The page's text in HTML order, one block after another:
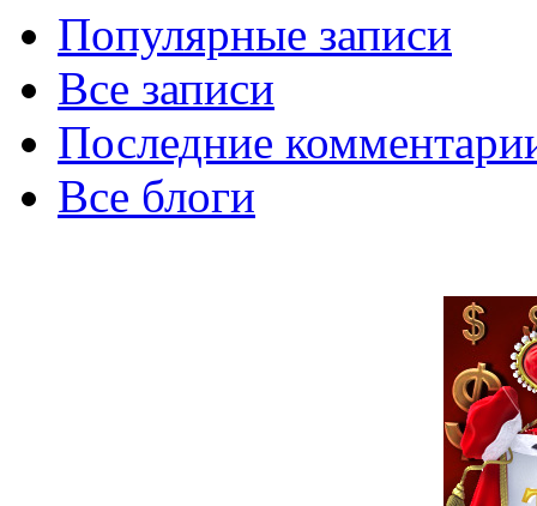
Популярные записи
Все записи
Последние
Все блоги